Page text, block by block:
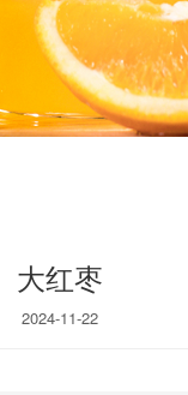
大红枣
2024-11-22